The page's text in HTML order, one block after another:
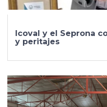
Icoval y el Seprona
y peritajes